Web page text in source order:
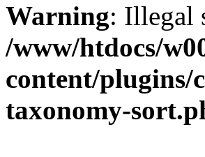
Warning: Illegal
/www/htdocs/
content/plugins/
taxonomy-